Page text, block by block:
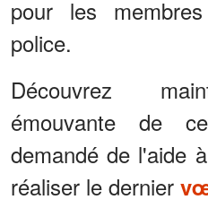
pour les
police.
Découvrez
émouvante de
demandé de l'aide
réaliser le dernier